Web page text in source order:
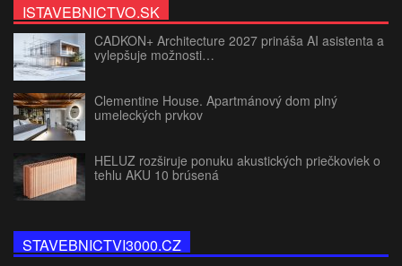
ISTAVEBNICTVO.SK
CADKON+ Architecture 2027 prináša AI asistenta a
vylepšuje možnosti…
Clementine House. Apartmánový dom plný
umeleckých prvkov
HELUZ rozširuje ponuku akustických priečkoviek o
tehlu AKU 10 brúsená
STAVEBNICTVI3000.CZ